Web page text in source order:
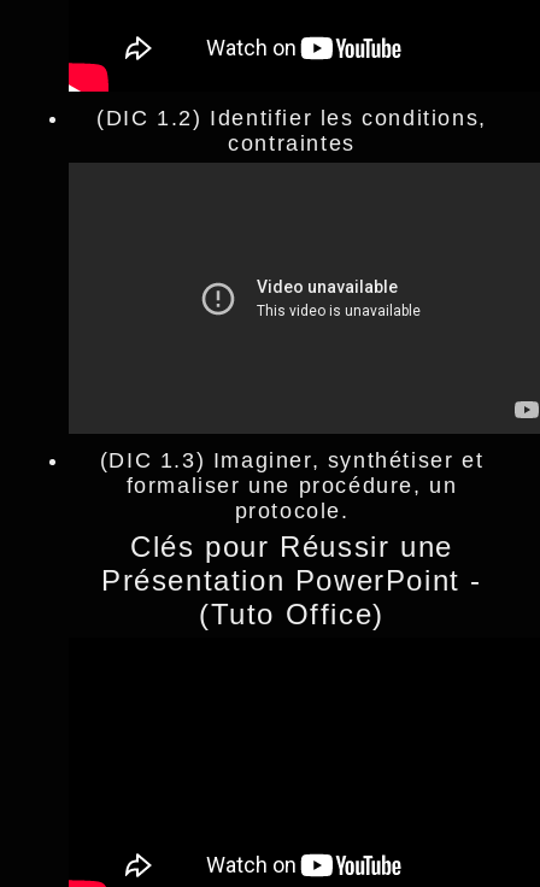
(DIC 1.2) Identifier les conditions,
contraintes
(DIC 1.3) Imaginer, synthétiser et
formaliser une procédure, un
protocole.
Clés pour Réussir une
Présentation PowerPoint -
(Tuto Office)